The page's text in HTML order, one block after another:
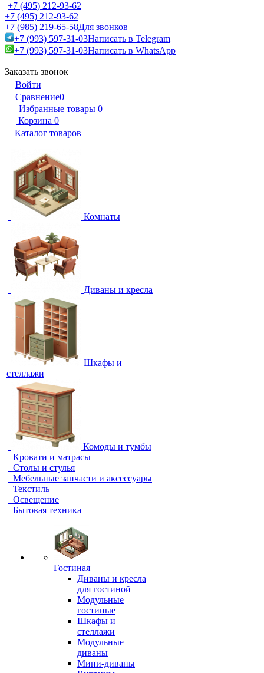
+7 (495) 212-93-62
+7 (495) 212-93-62
+7 (985) 219-65-58Для звонков
+7 (993) 597-31-03Написать в Telegram
+7 (993) 597-31-03Написать в WhatsApp
Заказать звонок
Войти
Сравнение0
Избранные товары 0
Корзина 0
Каталог товаров
Комнаты
Диваны и кресла
Шкафы и
стеллажи
Комоды и тумбы
Кровати и матрасы
Столы и стулья
Мебельные запчасти и аксессуары
Текстиль
Освещение
Бытовая техника
Гостиная
Диваны и кресла
для гостиной
Модульные
гостиные
Шкафы и
стеллажи
Модульные
диваны
Мини-диваны